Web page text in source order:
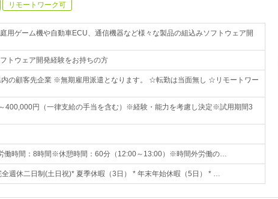
リモートワーク可
用ゲーム機や自動車ECU、通信機器など様々な製品の組込みソフトウェア開
トウェア開発経験をお持ちの方
の顧客先企業 ※無期雇用派遣となります。 ☆転勤は当面無し ☆リモートワー
400,000円（一律支給の手当を含む）※経験・能力を考慮し決定※試用期間3
働時間：8時間※休憩時間：60分（12:00～13:00）※時間外労働の…
週休二日制(土日祝)* 夏季休暇（3日） * 年末年始休暇（5日） * …